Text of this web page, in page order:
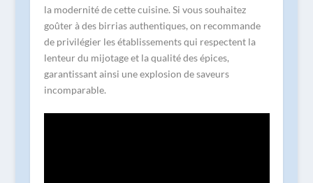
la modernité de cette cuisine. Si vous souhaitez
goûter à des birrias authentiques, on recommande
de privilégier les établissements qui respectent la
lenteur du mijotage et la qualité des épices,
garantissant ainsi une explosion de saveurs
incomparable.